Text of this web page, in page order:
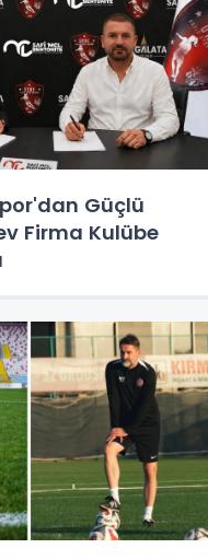
Güçlü
Firma Kulübe